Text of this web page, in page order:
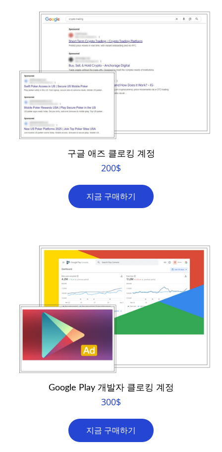
구글 애즈 클로킹 계정
200$
지금 구매하기
Google Play 개발자 클로킹 계정
300$
지금 구매하기